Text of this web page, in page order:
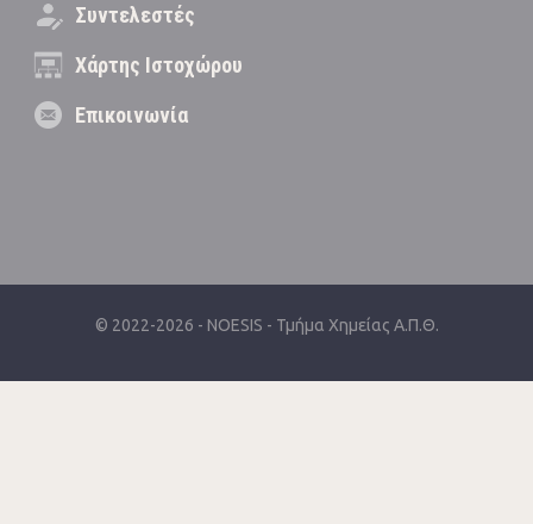
Συντελεστές
Χάρτης Ιστοχώρου
Επικοινωνία
© 2022-2026 - NOESIS - Τμήμα Χημείας Α.Π.Θ.